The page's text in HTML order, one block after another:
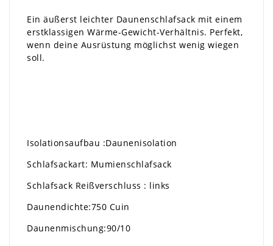
Ein äußerst leichter Daunenschlafsack mit einem
erstklassigen Wärme-Gewicht-Verhältnis. Perfekt,
wenn deine Ausrüstung möglichst wenig wiegen
soll.
Isolationsaufbau :Daunenisolation
Schlafsackart: Mumienschlafsack
Schlafsack Reißverschluss : links
Daunendichte:750 Cuin
Daunenmischung:90/10